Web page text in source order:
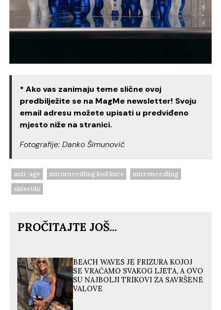
* Ako vas zanimaju teme slične ovoj
predbilježite se na MagMe newsletter! Svoju
email adresu možete upisati u predviđeno
mjesto niže na stranici.
Fotografije: Danko Šimunović
anti-age micorneedling kod kuće
microneedling
shiseido
PROČITAJTE JOŠ...
BEACH WAVES JE FRIZURA KOJOJ
SE VRAĆAMO SVAKOG LJETA, A OVO
SU NAJBOLJI TRIKOVI ZA SAVRŠENE
VALOVE